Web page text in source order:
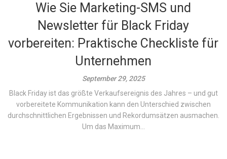
Wie Sie Marketing-SMS und
Newsletter für Black Friday
vorbereiten: Praktische Checkliste für
Unternehmen
September 29, 2025
Black Friday ist das größte Verkaufsereignis des Jahres – und gut
vorbereitete Kommunikation kann den Unterschied zwischen
durchschnittlichen Ergebnissen und Rekordumsätzen ausmachen.
Um das Maximum...